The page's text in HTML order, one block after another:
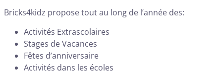
Bricks4kidz propose tout au long de l’année des:
Activités Extrascolaires
Stages de Vacances
Fêtes d’anniversaire
Activités dans les écoles